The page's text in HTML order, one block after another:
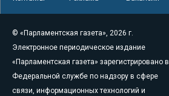
© «Парламентская газета», 2026 г.
Электронное периодическое издание
«Парламентская газета» зарегистрировано в
Федеральной службе по надзору в сфере
связи, информационных технологий и